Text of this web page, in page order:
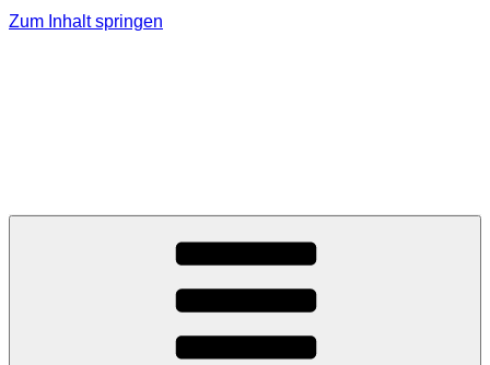
Zum Inhalt springen